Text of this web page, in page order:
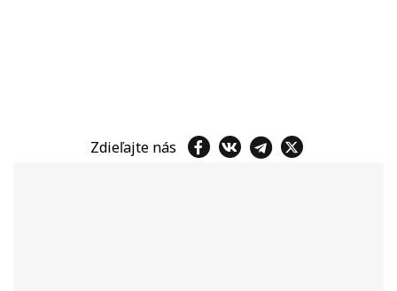
Zdieľajte nás